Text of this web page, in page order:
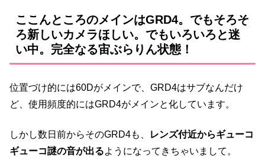
ここんところのメインはGRD4。でもそろそ
ろ新しいカメラほしい。でもいろいろと迷
い中。完全なる宙ぶらりん状態！
位置づけ的には60Dがメインで、GRD4はサブなんだけ
ど、使用頻度的にはGRD4がメインと化しています。
しかし数日前からそのGRD4も、
レンズ付近からギューコ
ギューコ謎の音が出るようになってきちゃいまして。